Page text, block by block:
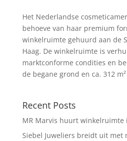
Het Nederlandse
behoeve van haar premium
winkelruimte gehuurd aan de
Haag. De winkelruimte is
marktconforme condities en
de begane grond en ca. 312
Recent Posts
MR Marvis huurt winkelruimte
Siebel Juweliers breidt uit met